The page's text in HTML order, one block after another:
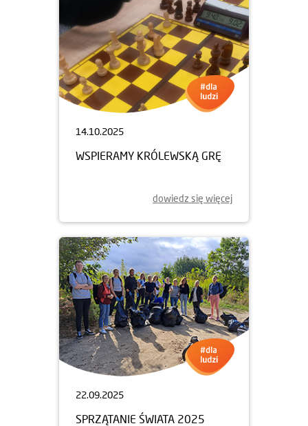
14.10.2025
WSPIERAMY KRÓLEWSKĄ GRĘ
dowiedz się więcej
22.09.2025
SPRZĄTANIE ŚWIATA 2025